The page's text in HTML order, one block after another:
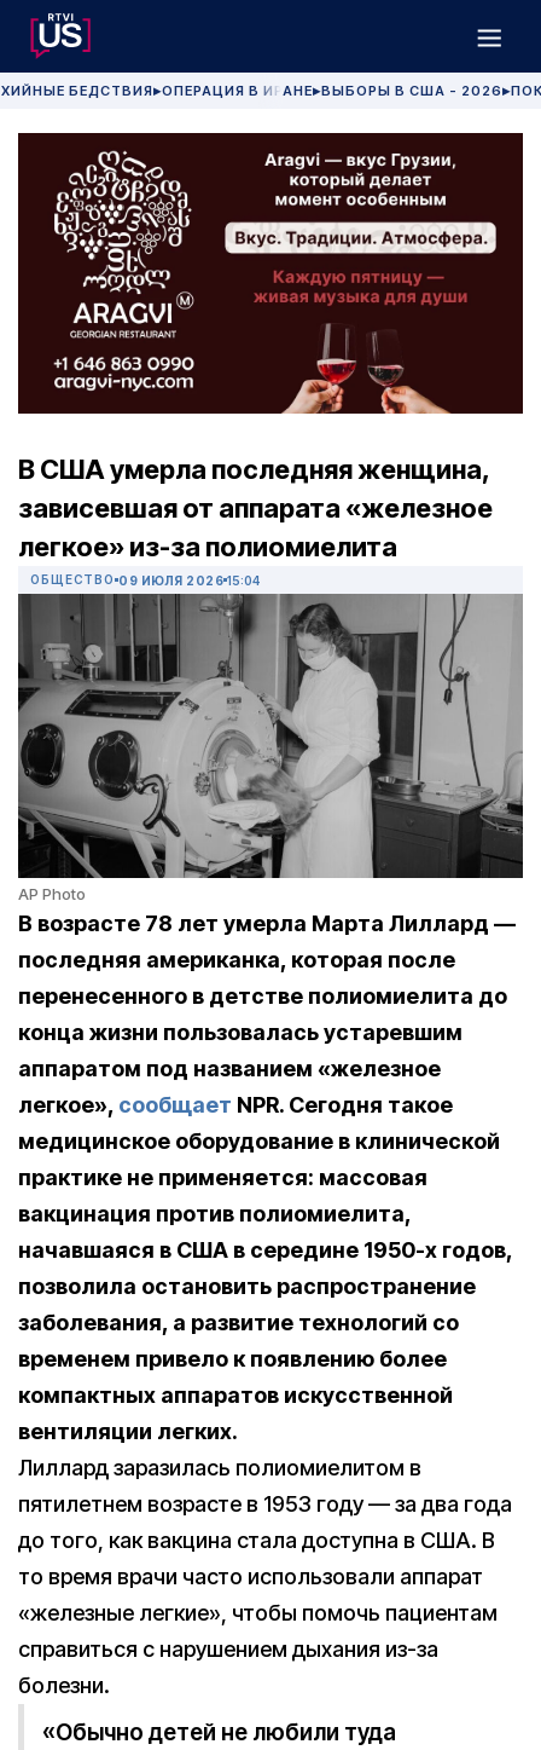
БЕДСТВИЯ▶ОПЕРАЦИЯ В ИРАНЕ▶ВЫБОРЫ В США - 2026 ▶
В США умерла последняя женщина,
зависевшая от аппарата «железное
легкое» из-за полиомиелита
ОБЩЕСТВО 09 ИЮЛЯ 2026 15:04
AP Photo
В возрасте 78 лет умерла Марта Лиллард —
последняя американка, которая после
перенесенного в детстве полиомиелита до
конца жизни пользовалась устаревшим
аппаратом под названием «железное
легкое», сообщает NPR. Сегодня такое
медицинское оборудование в клинической
практике не применяется: массовая
вакцинация против полиомиелита,
начавшаяся в США в середине 1950-х годов,
позволила остановить распространение
заболевания, а развитие технологий со
временем привело к появлению более
компактных аппаратов искусственной
вентиляции легких.
Лиллард заразилась полиомиелитом в
пятилетнем возрасте в 1953 году — за два года
до того, как вакцина стала доступна в США. В
то время врачи часто использовали аппарат
«железные легкие», чтобы помочь пациентам
справиться с нарушением дыхания из-за
болезни.
«Обычно детей не любили туда